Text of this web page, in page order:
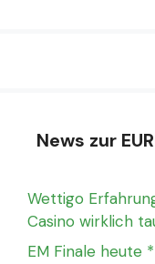
News zur
Wettigo
Casino wirklich
EM Finale heute